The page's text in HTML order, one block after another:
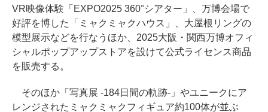
VR映像体験「EXPO2025 360°シアター」、万博会場で
好評を博した「ミャクミャクハウス」、大屋根リングの
模型展示などを行なうほか、2025大阪・関西万博オフィ
シャルポップアップストアを設けて公式ライセンス商品
を販売する。
そのほか「写真展 -184日間の軌跡-」やユニークにア
レンジされたミャクミャクフィギュア約100体が並ぶ